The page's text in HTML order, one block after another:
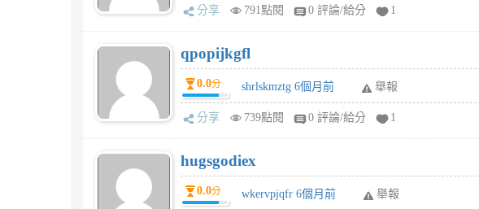
分享 791點閱 0 評論/給分 1
qpopijkgfl
0.0分 shrlskmztg 6個月前 舉報
分享 739點閱 0 評論/給分 1
hugsgodiex
0.0分 wkervpjqfr 6個月前 舉報